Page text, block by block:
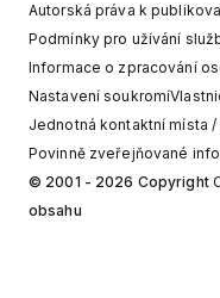
Autorská práva k
Podmínky pro užívání
Informace o zpracování
Nastavení soukromí
Jednotná kontaktní místa
Povinně zveřejňované
© 2001 - 2026 Copyright
obsahu